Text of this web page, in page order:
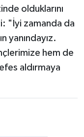
olduklarını
"İyi zamanda da
yanındayız.
hem de
aldırmaya